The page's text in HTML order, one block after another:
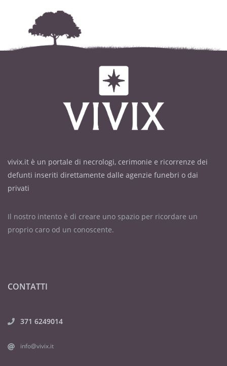
vivix.it è un portale di necrologi, cerimonie e ricorrenze dei
defunti inseriti direttamente dalle agenzie funebri o dai
privati
Il nostro intento è di creare uno spazio per ricordare un
proprio caro od un conoscente.
CONTATTI
371 6249014
info@vivix.it